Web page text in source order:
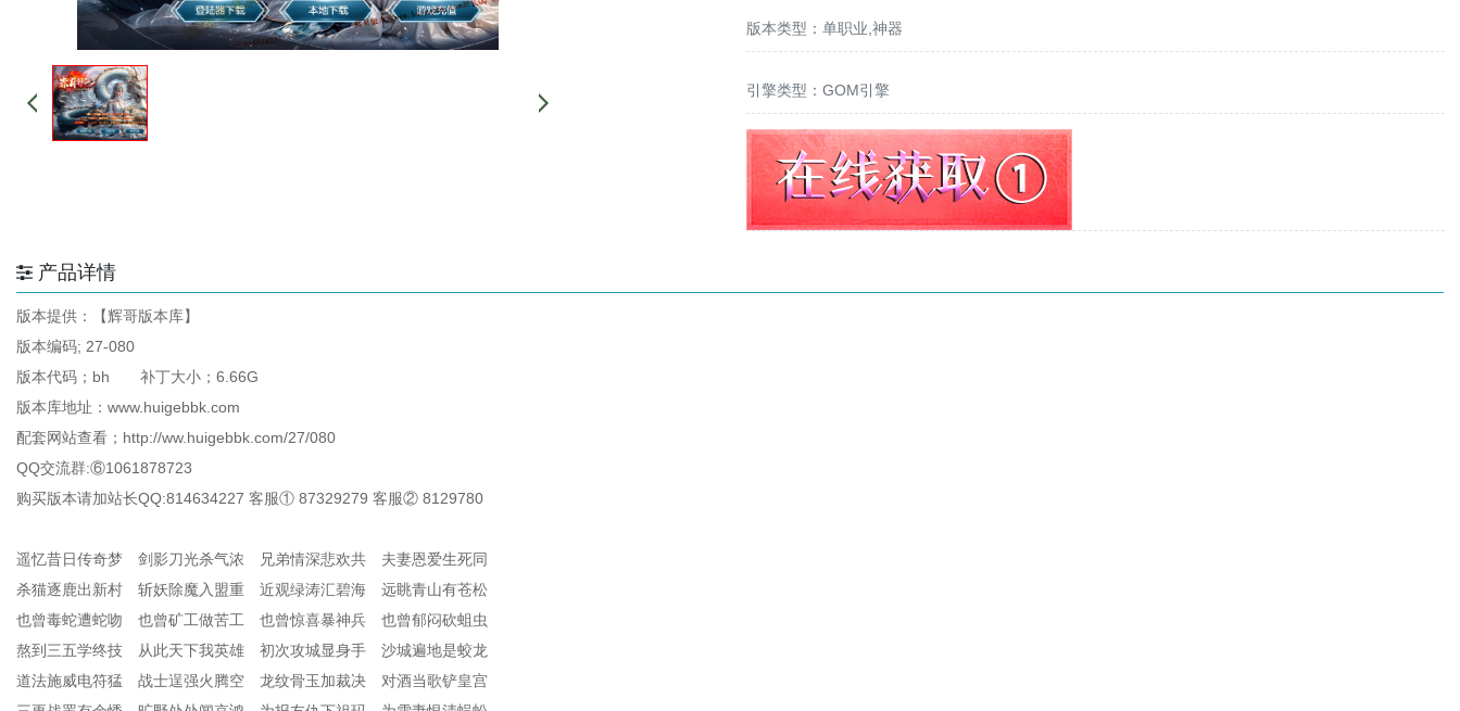
版本类型：单职业,神器
引擎类型：GOM引擎
产品详情
版本提供：【辉哥版本库】
版本编码; 27-080
版本代码；bh 补丁大小；6.66G
版本库地址：www.huigebbk.com
配套网站查看；http://ww.huigebbk.com/27/080
QQ交流群:⑥1061878723
购买版本请加站长QQ:814634227 客服① 87329279 客服② 8129780
遥忆昔日传奇梦 剑影刀光杀气浓 兄弟情深悲欢共 夫妻恩爱生死同
杀猫逐鹿出新村 斩妖除魔入盟重 近观绿涛汇碧海 远眺青山有苍松
也曾毒蛇遭蛇吻 也曾矿工做苦工 也曾惊喜暴神兵 也曾郁闷砍蛆虫
熬到三五学终技 从此天下我英雄 初次攻城显身手 沙城遍地是蛟龙
道法施威电符猛 战士逞强火腾空 龙纹骨玉加裁决 对酒当歌铲皇宫